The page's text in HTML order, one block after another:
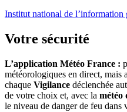
Institut national de
Votre sécurité
L’application Météo France :
météorologiques en direct, mais
chaque Vigilance déclenchée
de votre choix et, avec la météo
le niveau de danger de feu dans